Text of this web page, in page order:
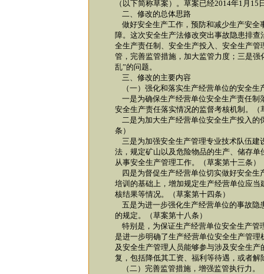
（以下简称草案）。草案已经2014年1月
二、修改的总体思路
做好安全生产工作，预防和减少生产安全
障。这次安全生产法修改突出事故隐患排
全生产责任制、安全生产投入、安全生产
管，完善监管措施，加大监管力度；三是
乱”的问题。
三、修改的主要内容
（一）强化和落实生产经营单位的安全生
一是为确保生产经营单位安全生产责任制
安全生产责任落实情况的监督考核机制。（
二是为加大生产经营单位安全生产投入的
条）
三是为加强安全生产管理专业技术队伍建
法，规定矿山以及危险物品的生产、储存
从事安全生产管理工作。（草案第十三条）
四是为督促生产经营单位切实做好安全生
培训的基础上，增加规定生产经营单位应
核结果等情况。（草案第十四条）
五是为进一步强化生产经营单位的事故隐
的规定。（草案第十八条）
特别是，为保证生产经营单位安全生产管
是进一步明确了生产经营单位安全生产管
及安全生产管理人员能够参与涉及安全生
复，包括降低其工资、福利等待遇，或者
（二）完善监管措施，增强监管执行力。